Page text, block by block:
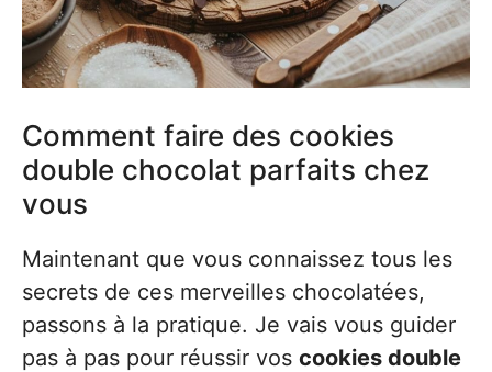
Comment faire des cookies
double chocolat parfaits chez
vous
Maintenant que vous connaissez tous les
secrets de ces merveilles chocolatées,
passons à la pratique. Je vais vous guider
pas à pas pour réussir vos cookies double